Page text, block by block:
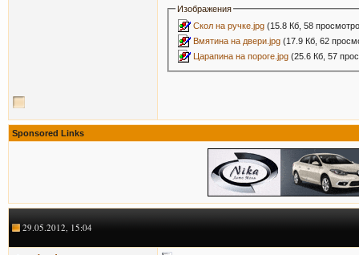
Изображения
Скол на ручке.jpg (15.8 Кб, 58
Вмятина на двери.jpg (17.9 Кб, 62
Царапина на пороге.jpg (25.6 Кб, 57
Sponsored Links
29.05.2012, 15:04